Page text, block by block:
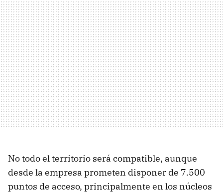
No todo el territorio será compatible, aunque
desde la empresa prometen disponer de 7.500
puntos de acceso, principalmente en los núcleos